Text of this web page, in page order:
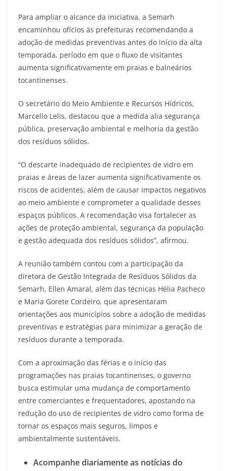
Para ampliar o alcance da iniciativa, a Semarh
encaminhou ofícios às prefeituras recomendando a
adoção de medidas preventivas antes do início da alta
temporada, período em que o fluxo de visitantes
aumenta significativamente em praias e balneários
tocantinenses.
O secretário do Meio Ambiente e Recursos Hídricos,
Marcello Lelis, destacou que a medida alia segurança
pública, preservação ambiental e melhoria da gestão
dos resíduos sólidos.
“O descarte inadequado de recipientes de vidro em
praias e áreas de lazer aumenta significativamente os
riscos de acidentes, além de causar impactos negativos
ao meio ambiente e comprometer a qualidade desses
espaços públicos. A recomendação visa fortalecer as
ações de proteção ambiental, segurança da população
e gestão adequada dos resíduos sólidos”, afirmou.
A reunião também contou com a participação da
diretora de Gestão Integrada de Resíduos Sólidos da
Semarh, Ellen Amaral, além das técnicas Hélia Pacheco
e Maria Gorete Cordeiro, que apresentaram
orientações aos municípios sobre a adoção de medidas
preventivas e estratégias para minimizar a geração de
resíduos durante a temporada.
Com a aproximação das férias e o início das
programações nas praias tocantinenses, o governo
busca estimular uma mudança de comportamento
entre comerciantes e frequentadores, apostando na
redução do uso de recipientes de vidro como forma de
tornar os espaços mais seguros, limpos e
ambientalmente sustentáveis.
Acompanhe diariamente as notícias do